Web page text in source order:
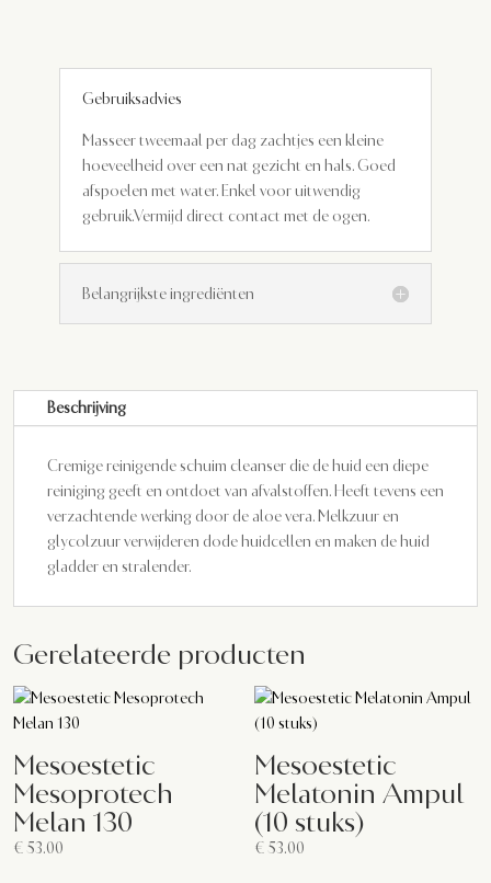
Gebruiksadvies
Masseer tweemaal per dag zachtjes een kleine
hoeveelheid over een nat gezicht en hals. Goed
afspoelen met water. Enkel voor uitwendig
gebruik.Vermijd direct contact met de ogen.
Belangrijkste ingrediënten
Beschrijving
Cremige reinigende schuim cleanser die de huid een diepe
reiniging geeft en ontdoet van afvalstoffen. Heeft tevens een
verzachtende werking door de aloe vera. Melkzuur en
glycolzuur verwijderen dode huidcellen en maken de huid
gladder en stralender.
Gerelateerde producten
Mesoestetic
Mesoprotech
Melan 130
€ 53.00
Mesoestetic
Melatonin Ampul
(10 stuks)
€ 53.00